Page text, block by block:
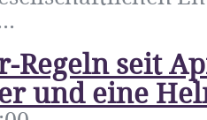
Regeln seit
und eine